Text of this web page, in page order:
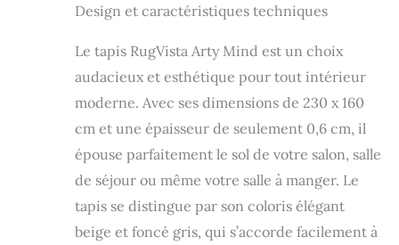
OEKO-TEX
produit fini a été
exempt de
substances
nocives, pour un
sûr TAPIS
MODERNE: lignes
épurées, design
contemporain et
palette de couleurs
Design et caractéristiques techniques
Le tapis RugVista Arty Mind est un choix
audacieux et esthétique pour tout intérieur
moderne. Avec ses dimensions de 230 x 160
cm et une épaisseur de seulement 0,6 cm, il
épouse parfaitement le sol de votre salon, salle
de séjour ou même votre salle à manger. Le
tapis se distingue par son coloris élégant
beige et foncé gris, qui s’accorde facilement à